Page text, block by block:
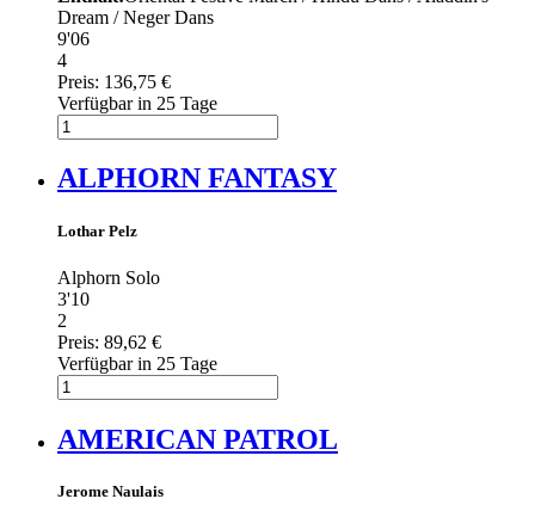
Dream / Neger Dans
9'06
4
Preis: 136,75 €
Verfügbar in 25 Tage
ALPHORN FANTASY
Lothar Pelz
Alphorn Solo
3'10
2
Preis: 89,62 €
Verfügbar in 25 Tage
AMERICAN PATROL
Jerome Naulais